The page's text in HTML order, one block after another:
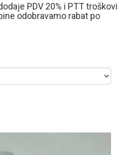
PDV 20% i PTT troškovi
odobravamo rabat po